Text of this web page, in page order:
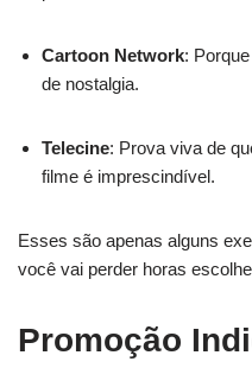
Cartoon Network:
de nostalgia.
Telecine: Prova viva de
filme é imprescindível.
Esses são apenas alguns
você vai perder horas
Promoção